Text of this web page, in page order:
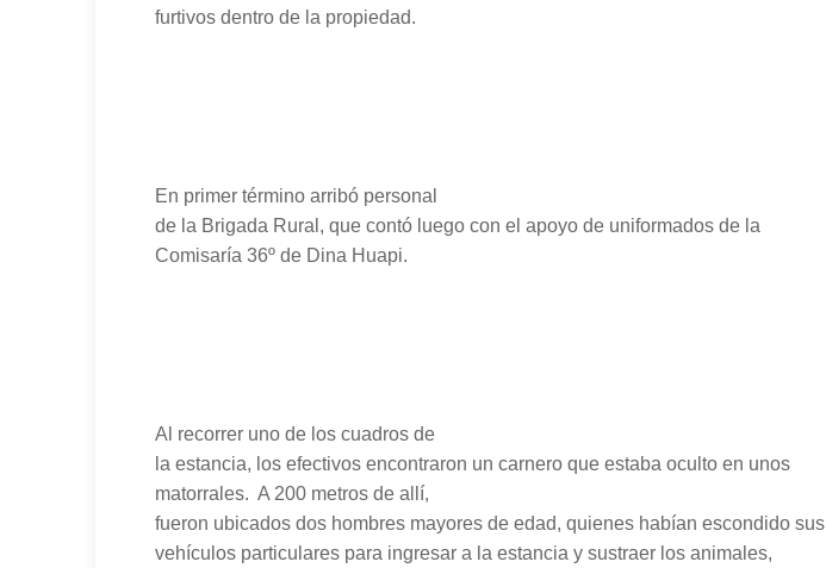
furtivos dentro de la propiedad.
En primer término arribó personal
de la Brigada Rural, que contó luego con el apoyo de uniformados de la
Comisaría 36º de Dina Huapi.
Al recorrer uno de los cuadros de
la estancia, los efectivos encontraron un carnero que estaba oculto en unos
matorrales. A 200 metros de allí,
fueron ubicados dos hombres mayores de edad, quienes habían escondido sus
vehículos particulares para ingresar a la estancia y sustraer los animales,